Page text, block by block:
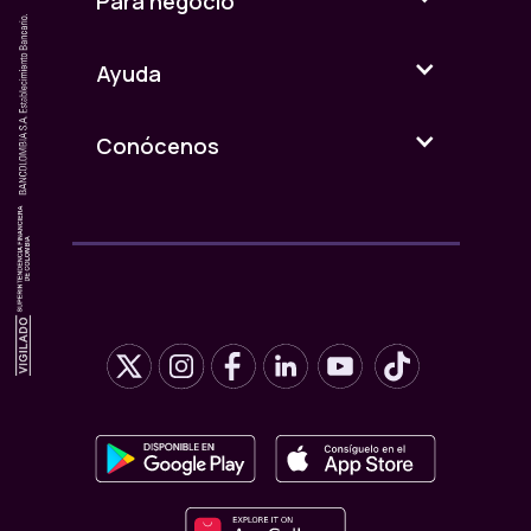
Sin embargo, había gente que lo pasaba en 40
minutos. Todo gracias a que el juego escondía
princesa. En el segundo tablero del primer
oportunidades escondidas, justo como hoy en
GoldenEye nos enseñó a ser asertivos
Antes de GoldenEye, en todos los juegos de
disparo en primera persona, solo se debía dar
de baja a los adversarios. Golden Eye, el
videojuego sobre el mítico Agente 007 que
Ayuda
Conócenos